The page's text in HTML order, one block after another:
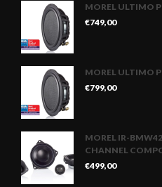
MOREL ULTIMO
€749,00
MOREL ULTIMO
€799,00
MOREL IR-
CHANNEL
€499,00